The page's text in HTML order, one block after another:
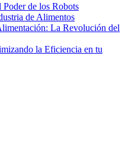
de los Robots
de Alimentos
La Revolución del
la Eficiencia en tu